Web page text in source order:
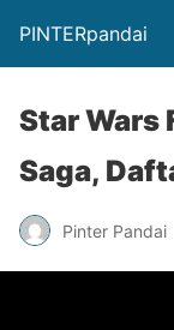
PINTERpandai
Star Wars
Saga,
Pinter Pandai